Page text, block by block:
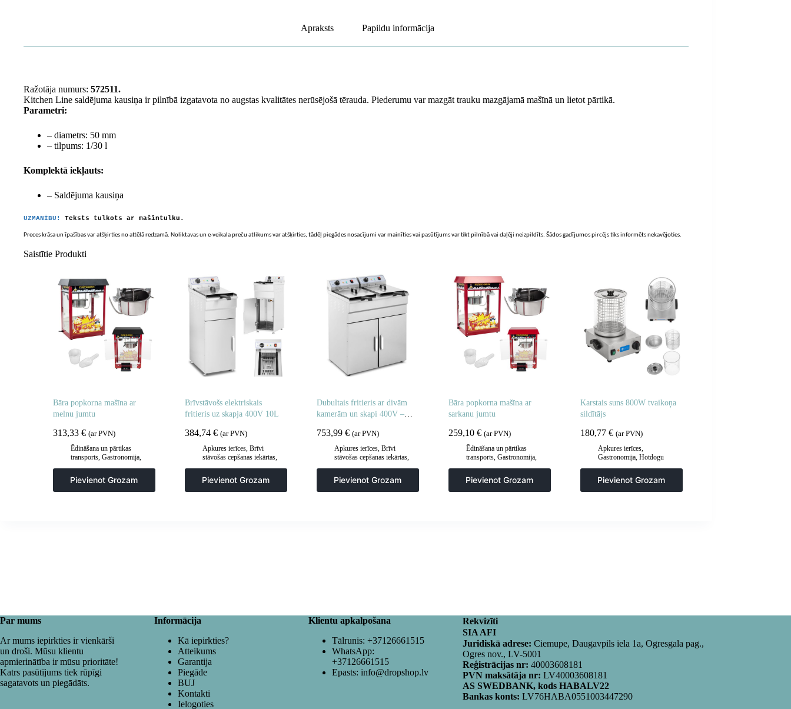
Apraksts Papildu informācija
Ražotāja numurs: 572511.
Kitchen Line saldējuma kausiņa ir pilnībā izgatavota no augstas kvalitātes nerūsējošā tērauda. Piederumu var mazgāt trauku mazgājamā mašīnā un lietot pārtikā.
Parametri:
– diametrs: 50 mm
– tilpums: 1/30 l
Komplektā iekļauts:
– Saldējuma kausiņa
UZMANĪBU! Teksts tulkots ar mašīntulku.
Preces krāsa un īpašības var atšķirties no attēlā redzamā. Noliktavas un e-veikala preču atlikums var atšķirties, tādēļ piegādes nosacījumi var mainīties vai pasūtījums var tikt pilnībā vai daļēji neizpildīts. Šādos gadījumos pircējs tiks informēts nekavējoties.
Saistītie Produkti
Bāra popkorna mašīna ar
melnu jumtu
313,33 € (ar PVN)
Ēdināšana un pārtikas
transports Gastronomija
Pievienot Grozam
Brīvstāvošs elektriskais
fritieris uz skapja 400V 10L
384,74 € (ar PVN)
Apkures ierīces, Brīvi
stāvošas cepšanas iekārtas,
Pievienot Grozam
Dubultais fritieris ar divām
kamerām un skapi 400V –
753,99 € (ar PVN)
Apkures ierīces, Brīvi
stāvošas cepšanas iekārtas,
Pievienot Grozam
Bāra popkorna mašīna ar
sarkanu jumtu
259,10 € (ar PVN)
Ēdināšana un pārtikas
transports, Gastronomija,
Pievienot Grozam
Karstais suns 800W tvaikoņa
sildītājs
180,77 € (ar PVN)
Apkures ierīces,
Gastronomija, Hotdogu
Pievienot Grozam
Par mums
Ar mums iepirkties ir vienkārši
un droši. Mūsu klientu
apmierinātība ir mūsu prioritāte!
Katrs pasūtījums tiek rūpīgi
sagatavots un piegādāts.
Informācija
Kā iepirkties?
Atteikums
Garantija
Piegāde
BUJ
Kontakti
Ielogoties
Klientu apkalpošana
Tālrunis: +37126661515
WhatsApp:
+37126661515
Epasts: info@dropshop.lv
Rekvizīti
SIA AFI
Juridiskā adrese: Ciemupe, Daugavpils iela 1a, Ogresgala pag.,
Ogres nov., LV-5001
Reģistrācijas nr: 40003608181
PVN maksātāja nr: LV40003608181
AS SWEDBANK, kods HABALV22
Bankas konts: LV76HABA0551003447290